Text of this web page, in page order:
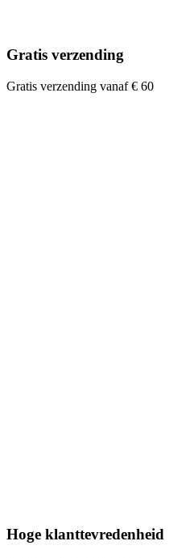
Gratis verzending
Gratis verzending vanaf € 60
Hoge klanttevredenheid